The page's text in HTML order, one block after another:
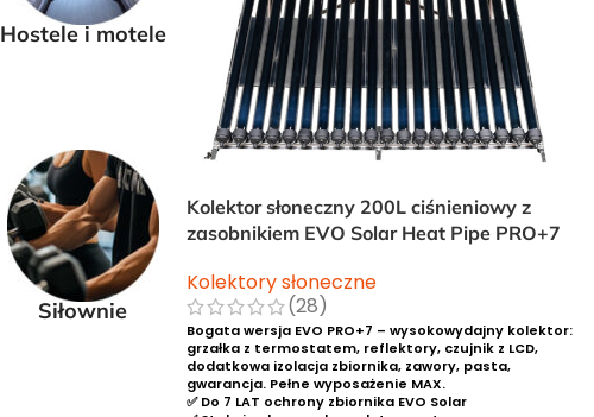
Hostele i motele
Siłownie
Kolektor słoneczny 200L ciśnieniowy z
zasobnikiem EVO Solar Heat Pipe PRO+7
Kolektory słoneczne
(28)
Bogata wersja EVO PRO+7 – wysokowydajny kolektor:
grzałka z termostatem, reflektory, czujnik z LCD,
dodatkowa izolacja zbiornika, zawory, pasta,
gwarancja. Pełne wyposażenie MAX.
✅ Do 7 LAT ochrony zbiornika EVO Solar